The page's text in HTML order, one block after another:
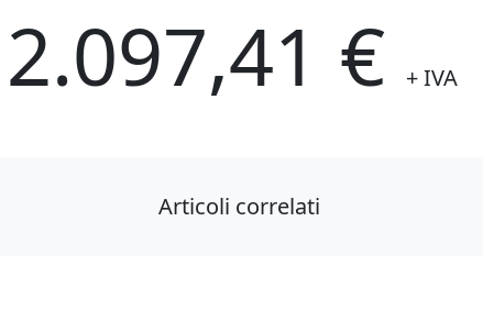
2.097,41 € + IVA
Articoli correlati